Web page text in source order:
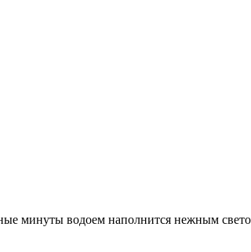
минуты водоем наполнится нежным